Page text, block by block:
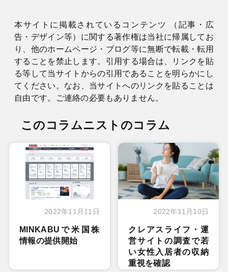
本サイトに掲載されているコンテンツ （記事・広
告・デザイン等）に関する著作権は当社に帰属してお
り、他のホームページ・ブログ等に無断で転載・転用
することを禁止します。引用する場合は、リンクを貼
る等して当サイトからの引用であることを明らかにし
てください。なお、当サイトへのリンクを貼ることは
自由です。ご連絡の必要もありません。
このコラムニストのコラム
2022年11月11日
MINKABUで米国株
情報の提供開始
2022年11月10日
クレアスライフ・運
営サイトの調査で若
い女性入居者の収納
重視を確認